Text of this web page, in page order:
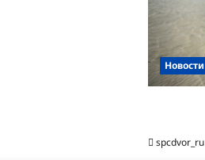
Новости
spcdvor_ru